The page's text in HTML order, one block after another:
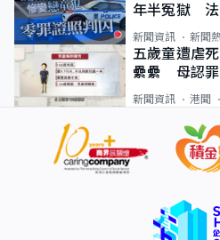
年半冤獄 法
新聞資訊 新聞
五歲童遭虐
纍纍 母認
類案最惡劣
新聞資訊 港聞